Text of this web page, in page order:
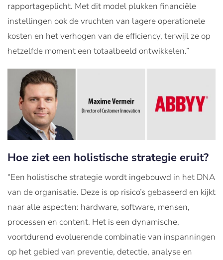
rapportageplicht. Met dit model plukken financiële
instellingen ook de vruchten van lagere operationele
kosten en het verhogen van de efficiency, terwijl ze op
hetzelfde moment een totaalbeeld ontwikkelen.”
Hoe ziet een holistische strategie eruit?
“Een holistische strategie wordt ingebouwd in het DNA
van de organisatie. Deze is op risico’s gebaseerd en kijkt
naar alle aspecten: hardware, software, mensen,
processen en content. Het is een dynamische,
voortdurend evoluerende combinatie van inspanningen
op het gebied van preventie, detectie, analyse en